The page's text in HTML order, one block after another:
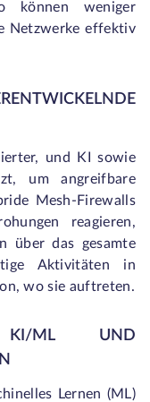
können weniger
Netzwerke effektiv
und KI sowie
um angreifbare
Mesh-Firewalls
reagieren,
über das gesamte
Aktivitäten in
wo sie auftreten.
ML UND
Lernen (ML)